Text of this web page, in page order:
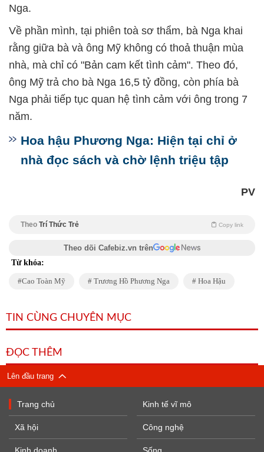
Nga.
Về phần mình, tại phiên toà sơ thẩm, bà Nga khai
rằng giữa bà và ông Mỹ không có thoả thuận mùa
nhà, mà chỉ có "Bản cam kết tình cảm". Theo đó,
ông Mỹ trả cho bà Nga 16,5 tỷ đồng, còn phía bà
Nga phải tiếp tục quan hệ tình cảm với ông trong 7
năm.
Hoa hậu Phương Nga: Hiện tại chỉ ở
nhà đọc sách và chờ lệnh triệu tập
PV
Theo Trí Thức Trẻ Copy link
Theo dõi Cafebiz.vn trên
Từ khóa:
Cao Toàn Mỹ Trương Hồ Phương Nga Hoa Hậu
TIN CÙNG CHUYÊN MỤC
ĐỌC THÊM
Lên đầu trang
Trang chủ
Xã hội
Kinh tế vĩ mô
Công nghệ